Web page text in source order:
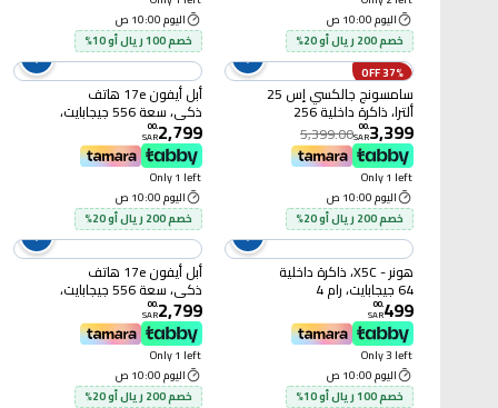
اليوم 10:00 ص
خصم 200 ريال أو 20%
اليوم 10:00 ص
خصم 100 ريال أو 10%
37% OFF
سامسونج جالكسي إس 25
ألترا، ذاكرة داخلية 256
جيجابايت، ذاكرة وصول
عشوائي (RAM) 12
جيجابايت، لون رمادي
تيتانيوم، إصدار الشرق
الأوسط
3,399
.
00
SAR
5,399.00
Only 1 left
اليوم 10:00 ص
خصم 200 ريال أو 20%
أبل أيفون 17e هاتف
ذكي، سعة 556 جيجابايت،
أبيض
2,799
.
00
SAR
Only 1 left
اليوم 10:00 ص
خصم 200 ريال أو 20%
هونر - X5C، ذاكرة داخلية
64 جيجابايت، رام 4
أسود
499
.
00
SAR
Only 3 left
اليوم 10:00 ص
خصم 100 ريال أو 10%
أبل أيفون 17e هاتف
ذكي، سعة 556 جيجابايت،
أسود
2,799
.
00
SAR
Only 1 left
اليوم 10:00 ص
خصم 200 ريال أو 20%